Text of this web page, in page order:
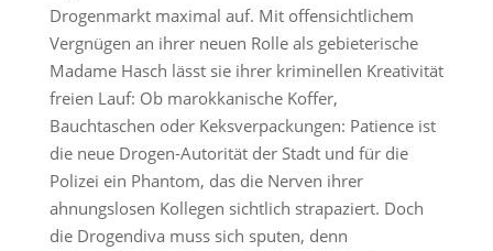
Drogenmarkt maximal auf. Mit offensichtlichem
Vergnügen an ihrer neuen Rolle als gebieterische
Madame Hasch lässt sie ihrer kriminellen Kreativität
freien Lauf: Ob marokkanische Koffer,
Bauchtaschen oder Keksverpackungen: Patience ist
die neue Drogen-Autorität der Stadt und für die
Polizei ein Phantom, das die Nerven ihrer
ahnungslosen Kollegen sichtlich strapaziert. Doch
die Drogendiva muss sich sputen, denn